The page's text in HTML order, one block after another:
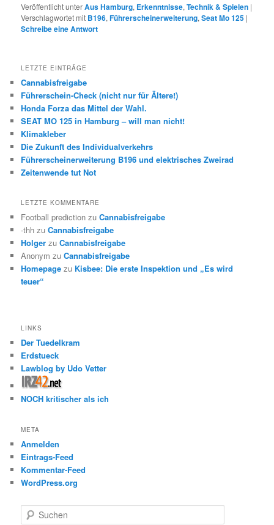
Veröffentlicht unterAus Hamburg, Erkenntnisse,Technik & Spielen |
Verschlagwortet mit B196,Führerscheinerweiterung,Seat Mo 125 |
Schreibe eine Antwort
LETZTE EINTRÄGE
Cannabisfreigabe
Führerschein-Check (nicht nur für Ältere!)
Honda Forza das Mittel der Wahl.
SEAT MO 125 in Hamburg – will man nicht!
Klimakleber
Die Zukunft des Individualverkehrs
Führerscheinerweiterung B196 und elektrisches Zweirad
Zeitenwende tut Not
LETZTE KOMMENTARE
Football prediction zuCannabisfreigabe
-thh zuCannabisfreigabe
Holger zuCannabisfreigabe
Anonym zuCannabisfreigabe
Homepage zu Kisbee: Die erste Inspektion und „Es wird
teuer“
LINKS
Der Tuedelkram
Erdstueck
Lawblog by Udo Vetter
NOCH kritischer als ich
META
Anmelden
Eintrags-Feed
Kommentar-Feed
WordPress.org
u